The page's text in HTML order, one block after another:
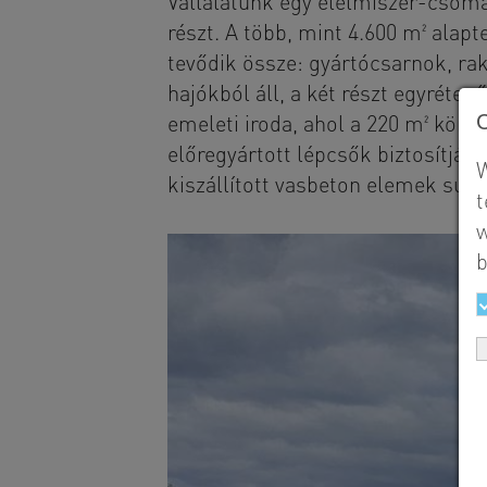
részt. A több, mint 4.600 m²
tevődik össze: gyártócsarnok,
hajókból áll, a két részt
emeleti iroda, ahol a 220 m²
előregyártott lépcsők
kiszállított vasbeton elemek